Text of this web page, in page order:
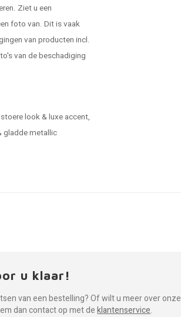
Ziet u een
foto van. Dit is vaak
van producten incl.
van de beschadiging
look & luxe accent,
gladde metallic
u klaar!
van een bestelling? Of wilt u meer over onze
dan contact op met deklantenservice.